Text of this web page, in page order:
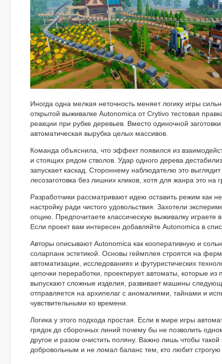
Иногда одна мелкая неточность меняет логику игры
открытой выживалке Autonomica от Crytivo тестовая
реакции при рубке деревьев. Вместо одиночной
автоматическая вырубка целых массивов.
Команда объяснила, что эффект появился из
и стоящих рядом стволов. Удар одного дерева
запускает каскад. Стороннему наблюдателю это выглядит
лесозаготовка без лишних кликов, хотя для жанра это на
Разработчики рассматривают идею оставить режим как
настройку ради чистого удовольствия. Захотели
опцию. Предпочитаете классическую выживалку играете
Если проект вам интересен добавляйте Autonomica в
Авторы описывают Autonomica как кооперативную и
соларпанк эстетикой. Основы геймплея строятся на
автоматизации, исследованиях и футуристических
цепочки переработки, проектирует автоматы, которые из
выпускают сложные изделия, развивает машины
отправляется на архипелаг с аномалиями, тайнами и
чувствительными ко времени.
Логика у этого подхода простая. Если в мире игры
грядок до сборочных линий почему бы не позволить
другое и разом очистить поляну. Важно лишь чтобы
добровольным и не ломал баланс тем, кто любит строгую